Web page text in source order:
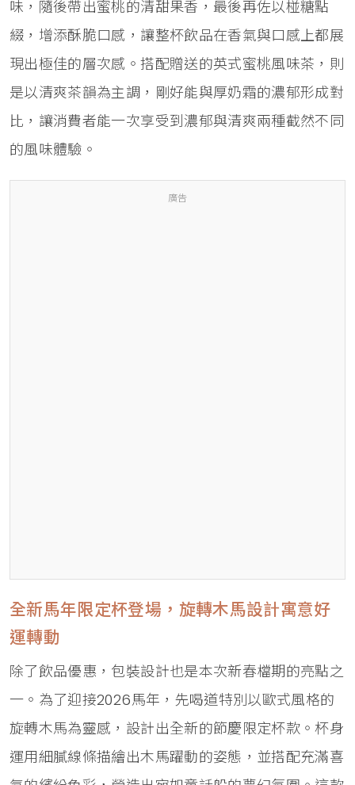
味，隨後帶出蜜桃的清甜果香，最後再佐以椪糖點
綴，增添酥脆口感，讓整杯飲品在香氣與口感上都展
現出極佳的層次感。搭配贈送的英式蜜桃風味茶，則
是以清爽茶韻為主調，剛好能與厚奶霜的濃郁形成對
比，讓消費者能一次享受到濃郁與清爽兩種截然不同
的風味體驗。
廣告
全新馬年限定杯登場，旋轉木馬設計寓意好
運轉動
除了飲品優惠，包裝設計也是本次新春檔期的亮點之
一。為了迎接2026馬年，先喝道特別以歐式風格的
旋轉木馬為靈感，設計出全新的節慶限定杯款。杯身
運用細膩線條描繪出木馬躍動的姿態，並搭配充滿喜